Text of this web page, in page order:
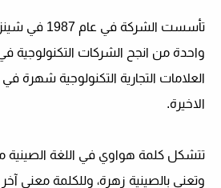
تأسست الشركة
واحدة من انجح الشركات التكنولوجية
العلامات التجارية التكنولوجية شهرة
الاخيرة.
تتشكل كلمة هواوي في اللغة
وتعني بالصينية زهرة، وللكلمة معنى